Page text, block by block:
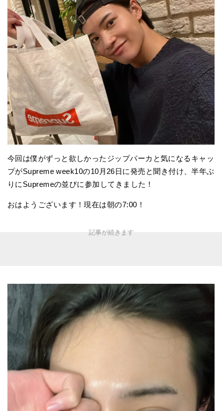
今回は僕がずっと欲しかったジップパーカと気になるキャッ
プがSupreme week10の10月26日に発売と聞き付け、半年ぶ
りにSupremeの並びに参加してきました！
おはようございます！現在は朝の7:00！